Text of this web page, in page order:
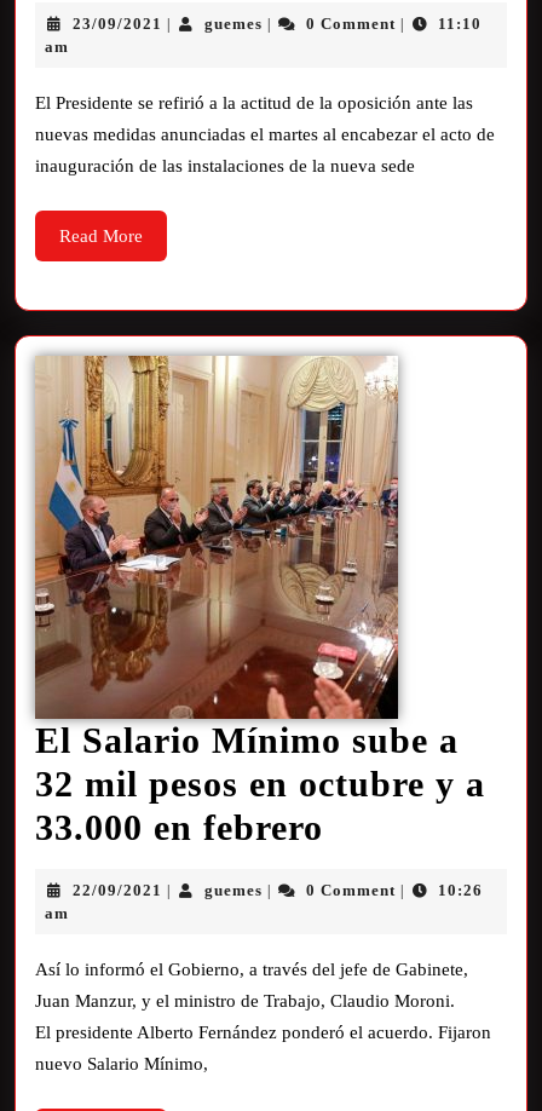
23/09/2021 guemes 0 Comment
11:10
am
El Presidente se refirió a la actitud de la oposición ante las
nuevas medidas anunciadas el martes al encabezar el acto de
inauguración de las instalaciones de la nueva sede
Read More
El Salario Mínimo sube a
32 mil pesos en octubre y a
33.000 en febrero
22/09/2021 guemes 0 Comment
10:26
am
Así lo informó el Gobierno, a través del jefe de Gabinete,
Juan Manzur, y el ministro de Trabajo, Claudio Moroni.
El presidente Alberto Fernández ponderó el acuerdo. Fijaron
nuevo Salario Mínimo,